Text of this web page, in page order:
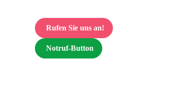
Rufen Sie uns an!
Notruf-Button